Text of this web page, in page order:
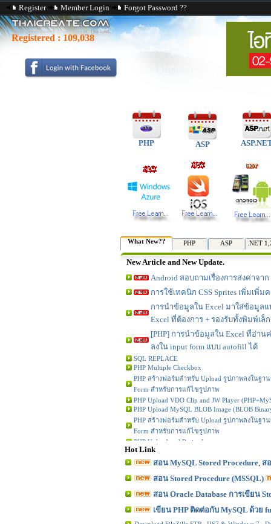
Register Member Login Forgot Password ??
Registered : 109,038
PHP ASP
What New?? PHP ASP .NET
New Article and New Update.
Android สอบถามเรื่องการส่งค่าจา
การใช้เทคนิก CSS Sprites เพิ่มเพิ่ม
การนำข้อมูลใน Excel มาใส่ข้อมูล
Excel ที่ต้องการ + รองรับทั้งพิมพ์เล็
[PHP] การนำข้อมูลใน Excel ที่อ่าน
ลงใน input form แบบ autofill ได้
SQL REPLACE
PHP Multiple Checkbox
PHP สร้างฟอร์มสำหรับ Upload รูปภาพลงในฐ
Form สำหรับการแก้ไขรูปภาพ
PHP Upload VDO Clip and JW Player
PHP Upload MySQL BLOB Image (BLOB
PHP สร้างฟอร์มสำหรับ Upload รูปภาพลงในฐ
Form สำหรับการแก้ไขรูปภาพ
PHP Upload and Resize Image
PHP Upload and Add Logo to image
ตอนที่ 5 : รู้จัก Stored Procedure บน Oracle การ
ตอนที่ 15 : การสร้าง VIEW Table บน Oracle
ตอนที่ 1 : ดาวน์โหลดและติดตั้ง Database
ตอนที่ 18 : การสร้าง Export/Import รายการ
Hot Link
สอน MySQL Stored Procedure, ส
สอน Stored Procedure (MSSQL)
สอน Oracle Database การเขียน
เขียน PHP ติดต่อกับ MySQL ด้วย